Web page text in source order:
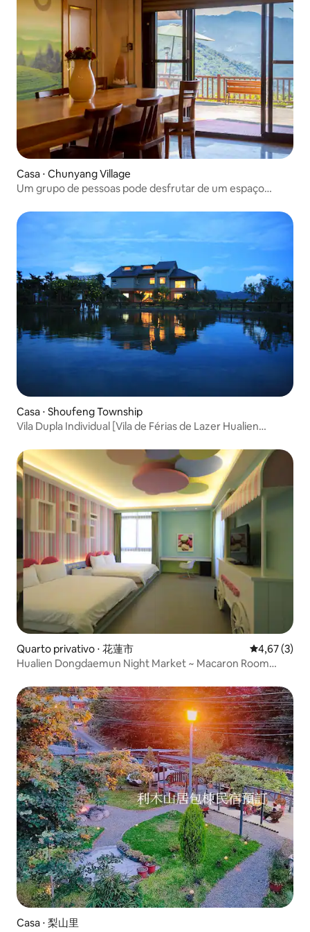
mar e os olhos bem secos calmantes no
vasto céu estrelado, onde o corpo e a
mente são completamente liberados e
liberados. Desta forma, o ambiente de
alta qualidade da Montanha Noodleback
pode desfrutar de um espaço
ininterrupto e privado, por isso é melhor
pegar sua bagagem e vir e aproveitar os
atrasos da vida juntos.
［en light home
~ é o lar do seu
lar ^^
Casa ⋅ Chunyang Village
Um grupo de pessoas pode desfrutar de um espaço
lugar para observar as estrelas.
Casa ⋅ Shoufeng Township
Vila Dupla Individual [Vila de Férias de Lazer Hualien
Quarto privativo ⋅ 花蓮市 4,67 de
4,67 (3)
Hualien Dongdaemun Night Market ~ Macaron Room
Casa ⋅ 梨山里